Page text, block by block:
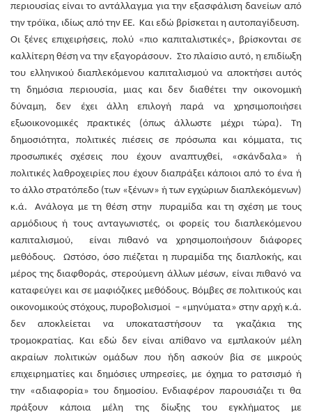
περιουσίας είναι το αντάλλαγμα για την εξασφάλιση δανείων από
την τρόϊκα, ιδίως από την ΕΕ. Και εδώ βρίσκεται η αυτοπαγίδευση.
Οι ξένες επιχειρήσεις, πολύ «πιο καπιταλιστικές», βρίσκονται σε
καλλίτερη θέση να την εξαγοράσουν. Στο πλαίσιο αυτό, η επιδίωξη
του ελληνικού διαπλεκόμενου καπιταλισμού να αποκτήσει αυτός
τη δημόσια περιουσία, μιας και δεν διαθέτει την οικονομική
δύναμη, δεν έχει άλλη επιλογή παρά να χρησιμοποιήσει
εξωοικονομικές πρακτικές (όπως άλλωστε μέχρι τώρα). Τη
δημοσιότητα, πολιτικές πιέσεις σε πρόσωπα και κόμματα, τις
προσωπικές σχέσεις που έχουν αναπτυχθεί, «σκάνδαλα» ή
πολιτικές λαθροχειρίες που έχουν διαπράξει κάποιοι από το ένα ή
το άλλο στρατόπεδο (των «ξένων» ή των εγχώριων διαπλεκόμενων)
κ.ά. Ανάλογα με τη θέση στην πυραμίδα και τη σχέση με τους
αρμόδιους ή τους ανταγωνιστές, οι φορείς του διαπλεκόμενου
καπιταλισμού, είναι πιθανό να χρησιμοποιήσουν διάφορες
μεθόδους. Ωστόσο, όσο πιέζεται η πυραμίδα της διαπλοκής, και
μέρος της διαφθοράς, στερούμενη άλλων μέσων, είναι πιθανό να
καταφεύγει και σε μαφιόζικες μεθόδους. Βόμβες σε πολιτικούς και
οικονομικούς στόχους, πυροβολισμοί – «μηνύματα» στην αρχή κ.ά.
δεν αποκλείεται να υποκαταστήσουν τα γκαζάκια της
τρομοκρατίας. Και εδώ δεν είναι απίθανο να εμπλακούν μέλη
ακραίων πολιτικών ομάδων που ήδη ασκούν βία σε μικρούς
επιχειρηματίες και δημόσιες υπηρεσίες, με όχημα το ρατσισμό ή
την «αδιαφορία» του δημοσίου. Ενδιαφέρον παρουσιάζει τι θα
πράξουν κάποια μέλη της δίωξης του εγκλήματος με